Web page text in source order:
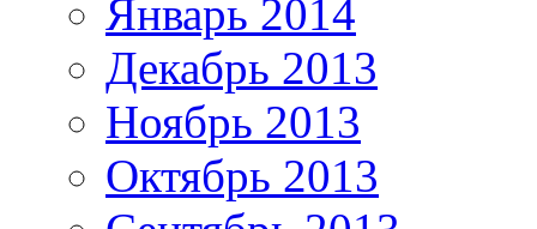
Январь 2014
Декабрь 2013
Ноябрь 2013
Октябрь 2013